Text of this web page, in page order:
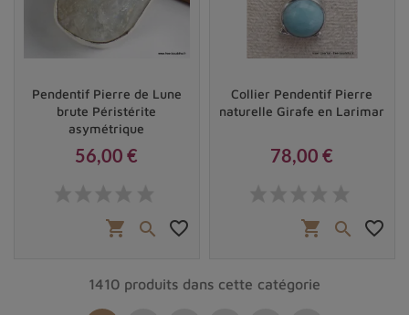
Pendentif Pierre de Lune
brute Péristérite
asymétrique
56,00 €
shopping_cart  favorite_border
Collier Pendentif Pierre
naturelle Girafe en Larimar
78,00 €
shopping_cart  favorite_border
1410 produits dans cette catégorie